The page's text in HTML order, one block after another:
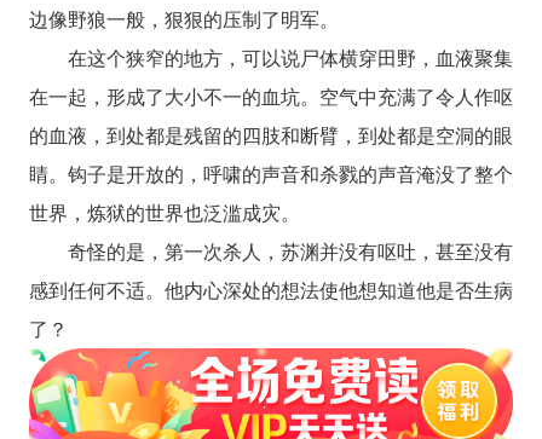
边像野狼一般，狠狠的压制了明军。
在这个狭窄的地方，可以说尸体横穿田野，血液聚集
在一起，形成了大小不一的血坑。空气中充满了令人作呕
的血液，到处都是残留的四肢和断臂，到处都是空洞的眼
睛。钩子是开放的，呼啸的声音和杀戮的声音淹没了整个
世界，炼狱的世界也泛滥成灾。
奇怪的是，第一次杀人，苏渊并没有呕吐，甚至没有
感到任何不适。他内心深处的想法使他想知道他是否生病
了？